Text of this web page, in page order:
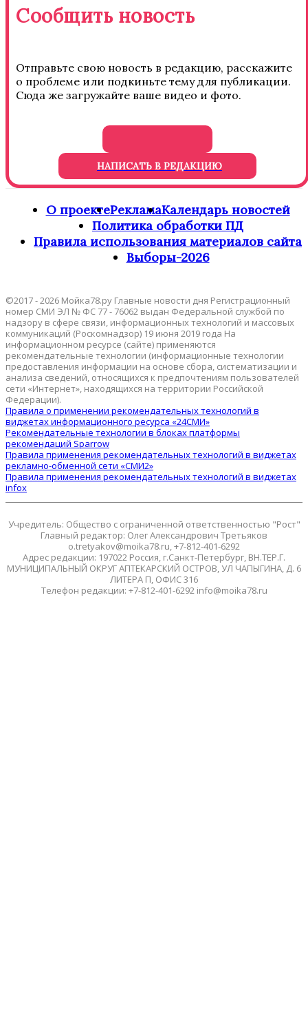
Сообщить новость
Отправьте свою новость в редакцию, расскажите
о проблеме или подкиньте тему для публикации.
Сюда же загружайте ваше видео и фото.
НАПИСАТЬ В РЕДАКЦИЮ
О проектеРекламаКалендарь новостей
Политика обработки ПД
Правила использования материалов сайта
Выборы-2026
©2017 - 2026 Мойка78.ру Главные новости дня Регистрационный
номер СМИ ЭЛ № ФС 77 - 76062 выдан Федеральной службой по
надзору в сфере связи, информационных технологий и массовых
коммуникаций (Роскомнадзор) 19 июня 2019 года На
информационном ресурсе (сайте) применяются
рекомендательные технологии (информационные технологии
предоставления информации на основе сбора, систематизации и
анализа сведений, относящихся к предпочтениям пользователей
сети «Интернет», находящихся на территории Российской
Федерации).
Правила о применении рекомендательных технологий в
виджетах информационного ресурса «24СМИ»
Рекомендательные технологии в блоках платформы
рекомендаций Sparrow
Правила применения рекомендательных технологий в виджетах
рекламно-обменной сети «СМИ2»
Правила применения рекомендательных технологий в виджетах
infox
Учредитель: Общество с ограниченной ответственностью "Рост"
Главный редактор: Олег Александрович Третьяков
o.tretyakov@moika78.ru, +7-812-401-6292
Адрес редакции: 197022 Россия, г.Санкт-Петербург, ВН.ТЕР.Г.
МУНИЦИПАЛЬНЫЙ ОКРУГ АПТЕКАРСКИЙ ОСТРОВ, УЛ ЧАПЫГИНА, Д. 6
ЛИТЕРА П, ОФИС 316
Телефон редакции: +7-812-401-6292 info@moika78.ru